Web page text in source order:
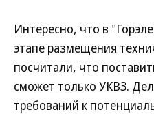
Интересно, что в
этапе размещения
посчитали, что
сможет только УКВЗ.
требований к